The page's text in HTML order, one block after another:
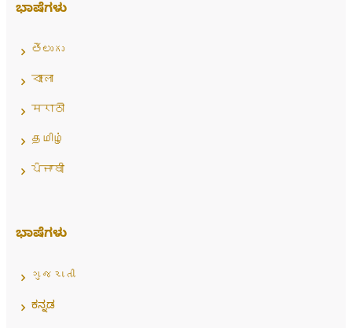
ಭಾಷೆಗಳು
తెలుగు
বাংলা
मराठी
தமிழ்
ਪੰਜਾਬੀ
ಭಾಷೆಗಳು
ગુજરાતી
ಕನ್ನಡ